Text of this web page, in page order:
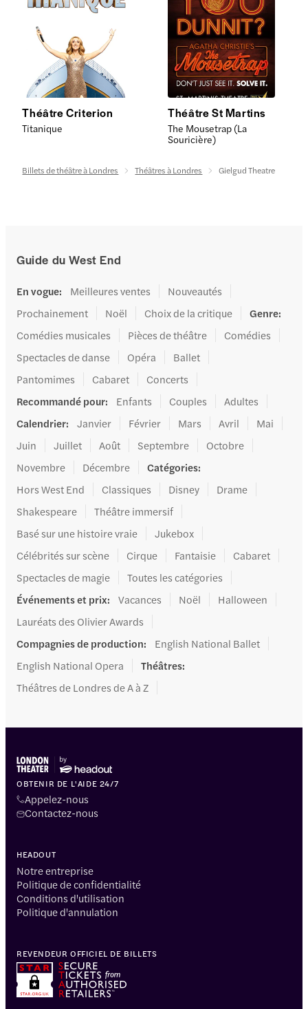
Théâtre Criterion
Titanique
Théâtre St Martins
The Mousetrap (La
Souricière)
Billets de théâtre à Londres Théâtres à Londres Gielgud Theatre
Guide du West End
En vogue: Meilleures ventes
Nouveautés
Prochainement
Noël Choix de la critique Genre:
Comédies musicales
Pièces de théâtre
Comédies
Spectacles de danse
Opéra
Ballet
Pantomimes
Cabaret
Concerts
Recommandé pour: Enfants Couples
Adultes
Calendrier: Janvier Février Mars Avril
Mai
Juin
Juillet Août Septembre
Octobre
Novembre
Décembre Catégories:
Hors West End
Classiques Disney
Drame
Shakespeare
Théâtre immersif
Basé sur une histoire vraie
Jukebox
Célébrités sur scène
Cirque Fantaisie
Cabaret
Spectacles de magie
Toutes les catégories
Événements et prix: Vacances Noël
Halloween
Lauréats des Olivier Awards
Compagnies de production:
English National Ballet
English National Opera
Théâtres:
Théâtres de Londres de A à Z
OBTENIR DE L'AIDE 24/7
Appelez-nous
Contactez-nous
HEADOUT
Notre entreprise
Politique de confidentialité
Conditions d'utilisation
Politique d'annulation
REVENDEUR OFFICIEL DE BILLETS